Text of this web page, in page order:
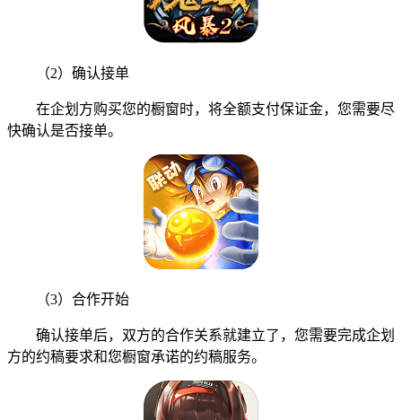
（2）确认接单
在企划方购买您的橱窗时，将全额支付保证金，您需要尽
快确认是否接单。
（3）合作开始
确认接单后，双方的合作关系就建立了，您需要完成企划
方的约稿要求和您橱窗承诺的约稿服务。